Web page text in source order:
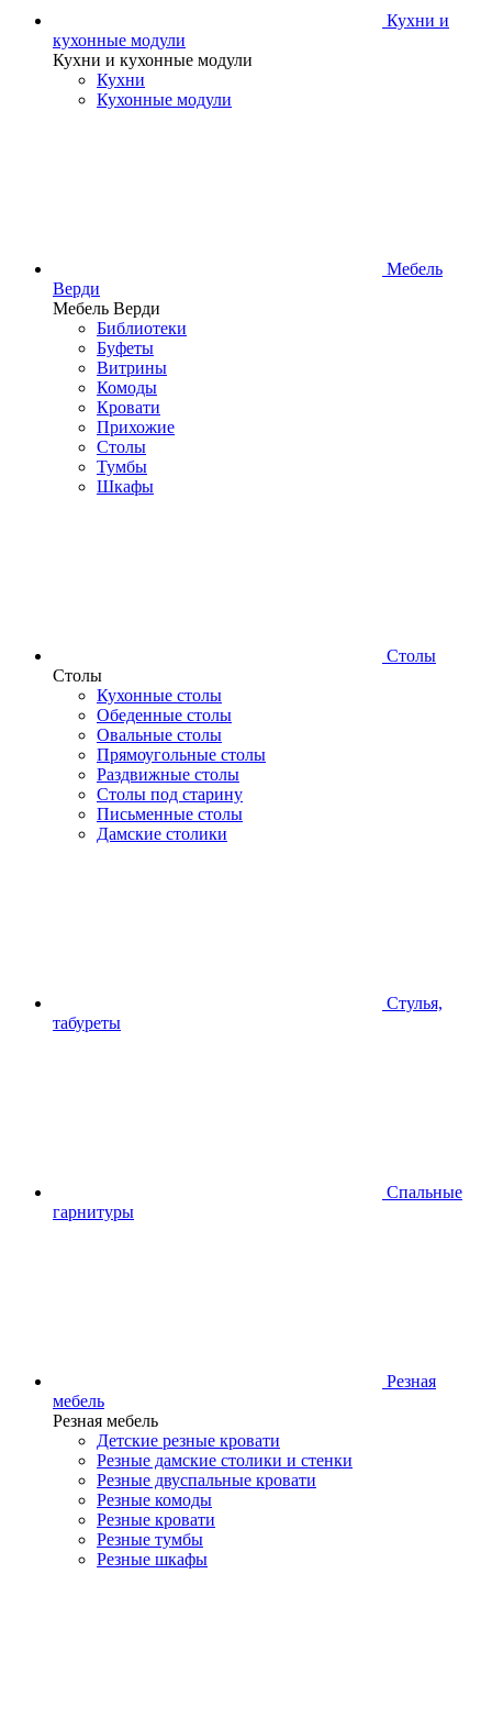
Кухни и
кухонные модули
Кухни и кухонные модули
Кухни
Кухонные модули
Мебель
Верди
Мебель Верди
Библиотеки
Буфеты
Витрины
Комоды
Кровати
Прихожие
Столы
Тумбы
Шкафы
Столы
Столы
Кухонные столы
Обеденные столы
Овальные столы
Прямоугольные столы
Раздвижные столы
Столы под старину
Письменные столы
Дамские столики
Стулья,
табуреты
Спальные
гарнитуры
Резная
мебель
Резная мебель
Детские резные кровати
Резные дамские столики и стенки
Резные двуспальные кровати
Резные комоды
Резные кровати
Резные тумбы
Резные шкафы